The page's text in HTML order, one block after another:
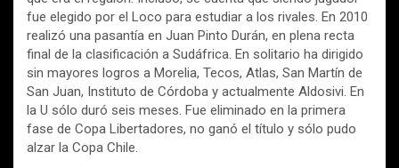
fue elegido por el Loco para estudiar a los rivales. En 2010
realizó una pasantía en Juan Pinto Durán, en plena recta
final de la clasificación a Sudáfrica. En solitario ha dirigido
sin mayores logros a Morelia, Tecos, Atlas, San Martín de
San Juan, Instituto de Córdoba y actualmente Aldosivi. En
la U sólo duró seis meses. Fue eliminado en la primera
fase de Copa Libertadores, no ganó el título y sólo pudo
alzar la Copa Chile.